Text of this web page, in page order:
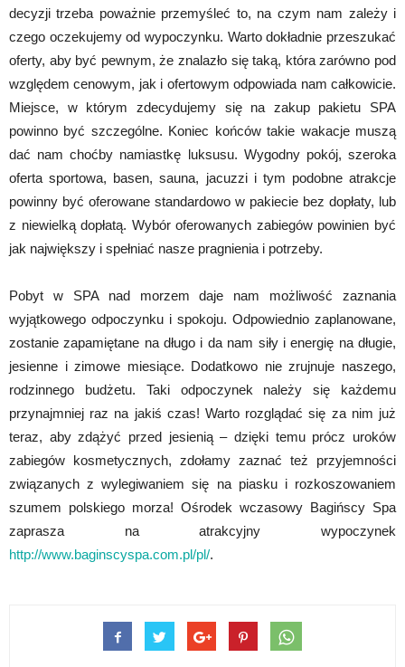
decyzji trzeba poważnie przemyśleć to, na czym nam zależy i
czego oczekujemy od wypoczynku. Warto dokładnie przeszukać
oferty, aby być pewnym, że znalazło się taką, która zarówno pod
względem cenowym, jak i ofertowym odpowiada nam całkowicie.
Miejsce, w którym zdecydujemy się na zakup pakietu SPA
powinno być szczególne. Koniec końców takie wakacje muszą
dać nam choćby namiastkę luksusu. Wygodny pokój, szeroka
oferta sportowa, basen, sauna, jacuzzi i tym podobne atrakcje
powinny być oferowane standardowo w pakiecie bez dopłaty, lub
z niewielką dopłatą. Wybór oferowanych zabiegów powinien być
jak największy i spełniać nasze pragnienia i potrzeby.
Pobyt w SPA nad morzem daje nam możliwość zaznania
wyjątkowego odpoczynku i spokoju. Odpowiednio zaplanowane,
zostanie zapamiętane na długo i da nam siły i energię na długie,
jesienne i zimowe miesiące. Dodatkowo nie zrujnuje naszego,
rodzinnego budżetu. Taki odpoczynek należy się każdemu
przynajmniej raz na jakiś czas! Warto rozglądać się za nim już
teraz, aby zdążyć przed jesienią – dzięki temu prócz uroków
zabiegów kosmetycznych, zdołamy zaznać też przyjemności
związanych z wylegiwaniem się na piasku i rozkoszowaniem
szumem polskiego morza! Ośrodek wczasowy Bagińscy Spa
zaprasza na atrakcyjny wypoczynek
http://www.baginscyspa.com.pl/pl/.